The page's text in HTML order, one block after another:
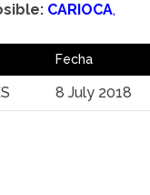
CARIOCA,
Fecha
8 July 2018